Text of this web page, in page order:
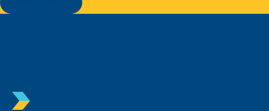
Cuenta corriente Liberty
Ahorro